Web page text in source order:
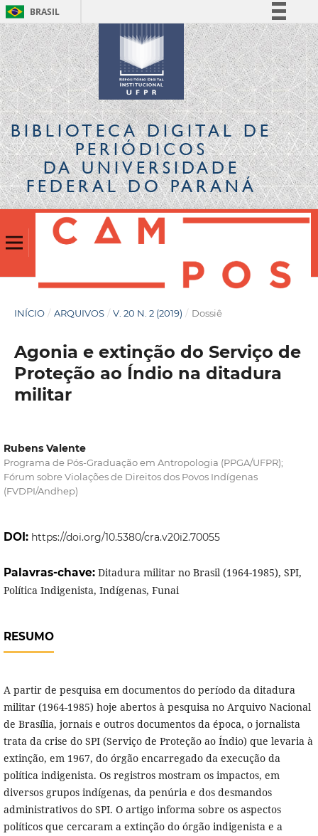
BRASIL
Simplifique!
Comunica BR
Participe
Acesso à informação
Legislação
Canais
BIBLIOTECA DIGITALDE
PERIÓDICOS
DA UNIVERSIDADE
FEDERAL DO PARANÁ
INÍCIO / ARQUIVOS / V. 20 N. 2 (2019) / Dossiê
Agonia e extinção do Serviço de
Proteção ao Índio na ditadura
militar
Rubens Valente
Programa de Pós-Graduação em Antropologia (PPGA/UFPR);
Fórum sobre Violações de Direitos dos Povos Indígenas
(FVDPI/Andhep)
DOI: https://doi.org/10.5380/cra.v20i2.70055
Palavras-chave: Ditadura militar no Brasil (1964-1985), SPI,
Política Indigenista, Indígenas, Funai
RESUMO
A partir de pesquisa em documentos do período da ditadura
militar (1964-1985) hoje abertos à pesquisa no Arquivo Nacional
de Brasília, jornais e outros documentos da época, o jornalista
trata da crise do SPI (Serviço de Proteção ao Índio) que levaria à
extinção, em 1967, do órgão encarregado da execução da
política indigenista. Os registros mostram os impactos, em
diversos grupos indígenas, da penúria e dos desmandos
administrativos do SPI. O artigo informa sobre os aspectos
políticos que cercaram a extinção do órgão indigenista e a